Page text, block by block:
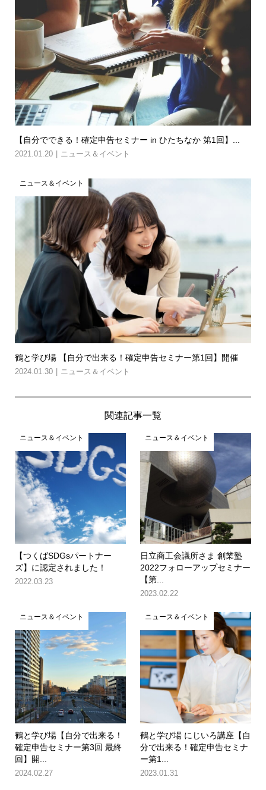
【自分でできる！確定申告セミナー in ひたちなか 第1回】...
2021.01.20 ニュース＆イベント
ニュース＆イベント
鶴と学び場 【自分で出来る！確定申告セミナー第1回】開催
2024.01.30 ニュース＆イベント
関連記事一覧
ニュース＆イベント
【つくばSDGsパートナー
ズ】に認定されました！
2022.03.23
ニュース＆イベント
日立商工会議所さま 創業塾
2022フォローアップセミナー
【第...
2023.02.22
ニュース＆イベント
鶴と学び場【自分で出来る！
確定申告セミナー第3回 最終
回】開...
2024.02.27
ニュース＆イベント
鶴と学び場 にじいろ講座【自
分で出来る！確定申告セミナ
ー第1...
2023.01.31